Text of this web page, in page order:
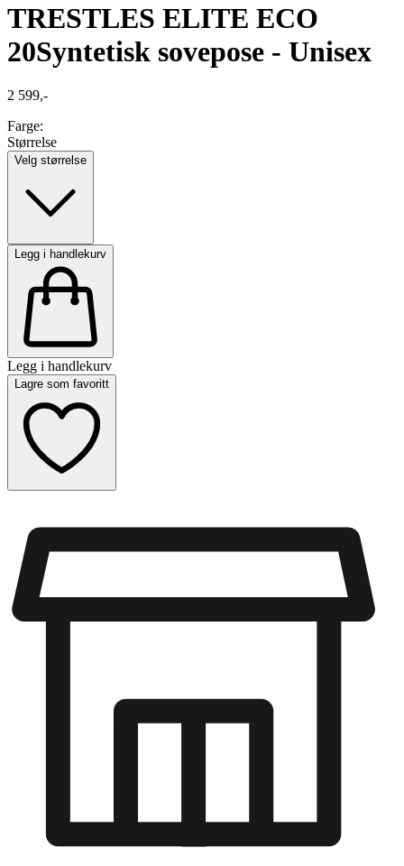
TRESTLES ELITE ECO
20Syntetisk sovepose - Unisex
2 599,-
Farge:
Størrelse
Velg størrelse
Legg i handlekurv
Legg i handlekurv
Lagre som favoritt